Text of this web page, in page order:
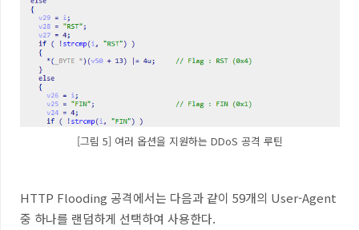
[그림 5] 여러 옵션을 지원하는 DDoS 공격 루틴
HTTP Flooding 공격에서는 다음과 같이 59개의 User-Agent
중 하나를 랜덤하게 선택하여 사용한다.